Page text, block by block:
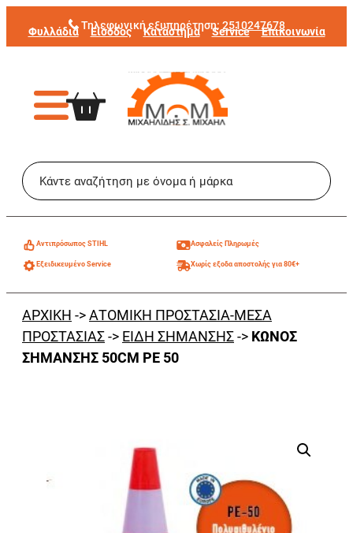
Μετάβαση
στο
Τηλεφωνική εξυπηρέτηση: 2510247678
Φυλλάδια Είσοδος Κατάστημα Service Επικοινωνία
Aντιπρόσωπος STIHL Ασφαλείς Πληρωμές
Εξειδικευμένο Service Χωρίς εξοδα αποστολής για 80€+
ΑΡΧΙΚΗ ->ΑΤΟΜΙΚΗ ΠΡΟΣΤΑΣΙΑ-ΜΕΣΑ
ΠΡΟΣΤΑΣΙΑΣ-> ΕΙΔΗ ΣΗΜΑΝΣΗΣ-> ΚΩΝΟΣ
ΣΗΜΑΝΣΗΣ 50CM ΡΕ 50